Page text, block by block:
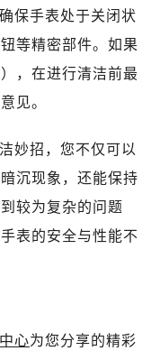
保手表处于关闭状
等精密部件。如果
，在进行清洁前最
见。
妙招，您不仅可以
沉现象，还能保持
较为复杂的问题
表的安全与性能不
心为您分享的精彩